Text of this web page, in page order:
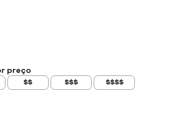
preço
$$ $$$ $$$$